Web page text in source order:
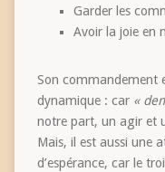
Garder les
Avoir la joie en
Son commandement
dynamique : car «
notre part, un agir et
Mais, il est aussi une
d’espérance, car le